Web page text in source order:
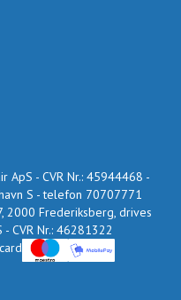
ApS - CVR Nr.: 45944468 -
S - telefon 70707771
2000 Frederiksberg, drives
CVR Nr.: 46281322